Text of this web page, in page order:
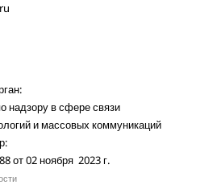
надзору в сфере связи
и массовых коммуникаций
от 02 ноября 2023 г.